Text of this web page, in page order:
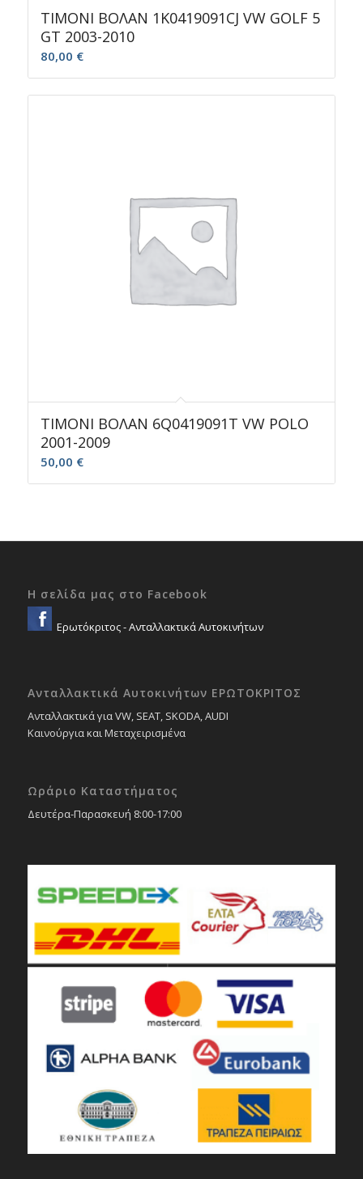
ΤΙΜΟΝΙ ΒΟΛΑΝ 1K0419091CJ VW GOLF 5
GT 2003-2010
80,00 €
ΤΙΜΟΝΙ ΒΟΛΑΝ 6Q0419091T VW POLO
2001-2009
50,00 €
Η σελίδα μας στο Facebook
Ερωτόκριτος - Ανταλλακτικά Αυτοκινήτων
Ανταλλακτικά Αυτοκινήτων ΕΡΩΤΟΚΡΙΤΟΣ
Ανταλλακτικά για VW, SEAT, SKODA, AUDI
Καινούργια και Μεταχειρισμένα
Ωράριο Καταστήματος
Δευτέρα-Παρασκευή 8:00-17:00